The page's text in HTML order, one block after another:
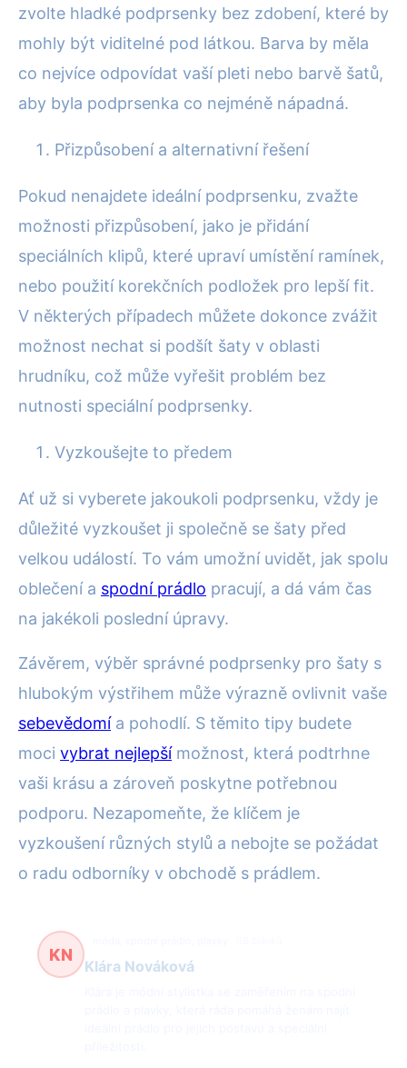
zvolte hladké podprsenky bez zdobení, které by
mohly být viditelné pod látkou. Barva by měla
co nejvíce odpovídat vaší pleti nebo barvě šatů,
aby byla podprsenka co nejméně nápadná.
Přizpůsobení a alternativní řešení
Pokud nenajdete ideální podprsenku, zvažte
možnosti přizpůsobení, jako je přidání
speciálních klipů, které upraví umístění ramínek,
nebo použití korekčních podložek pro lepší fit.
V některých případech můžete dokonce zvážit
možnost nechat si podšít šaty v oblasti
hrudníku, což může vyřešit problém bez
nutnosti speciální podprsenky.
Vyzkoušejte to předem
Ať už si vyberete jakoukoli podprsenku, vždy je
důležité vyzkoušet ji společně se šaty před
velkou událostí. To vám umožní uvidět, jak spolu
oblečení a spodní prádlo pracují, a dá vám čas
na jakékoli poslední úpravy.
Závěrem, výběr správné podprsenky pro šaty s
hlubokým výstřihem může výrazně ovlivnit vaše
sebevědomía pohodlí. S těmito tipy budete
moci vybrat nejlepšímožnost, která podtrhne
vaši krásu a zároveň poskytne potřebnou
podporu. Nezapomeňte, že klíčem je
vyzkoušení různých stylů a nebojte se požádat
o radu odborníky v obchodě s prádlem.
KN
Klára Nováková